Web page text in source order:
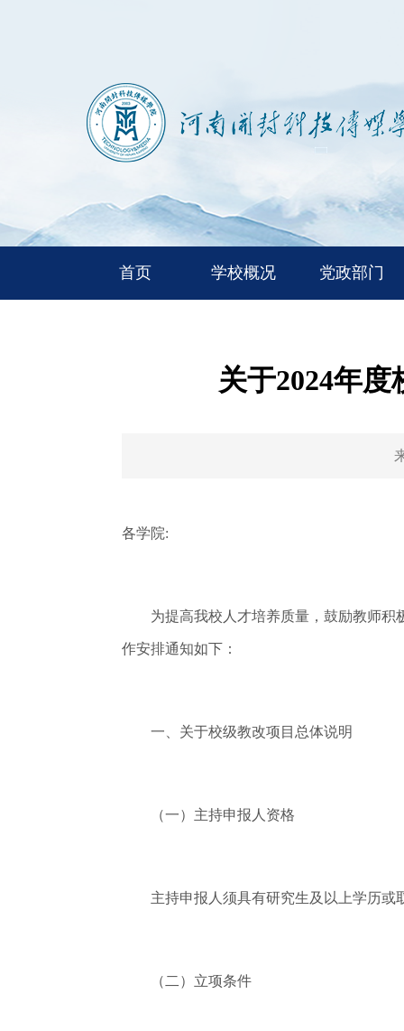
首页 学校概况 党政部门
关于2024年
各学院:
为提高我校人才培养质量，鼓励教师积极
作安排通知如下：
一、关于校级教改项目总体说明
（一）主持申报人资格
主持申报人须具有研究生及以上学历或
（二）立项条件